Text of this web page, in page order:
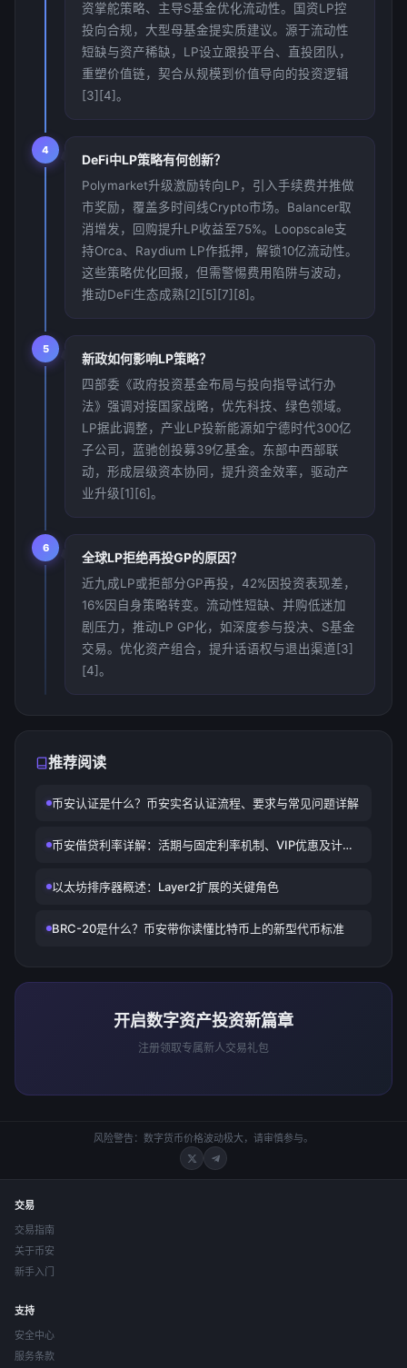
资掌舵策略、主导S基金优化流动性。国资LP控
投向合规，大型母基金提实质建议。源于流动性
短缺与资产稀缺，LP设立跟投平台、直投团队，
重塑价值链，契合从规模到价值导向的投资逻辑
[3][4]。
4
DeFi中LP策略有何创新？
Polymarket升级激励转向LP，引入手续费并推做
市奖励，覆盖多时间线Crypto市场。Balancer取
消增发，回购提升LP收益至75%。Loopscale支
持Orca、Raydium LP作抵押，解锁10亿流动性。
这些策略优化回报，但需警惕费用陷阱与波动，
推动DeFi生态成熟[2][5][7][8]。
5
新政如何影响LP策略？
四部委《政府投资基金布局与投向指导试行办
法》强调对接国家战略，优先科技、绿色领域。
LP据此调整，产业LP投新能源如宁德时代300亿
子公司，蓝驰创投募39亿基金。东部中西部联
动，形成层级资本协同，提升资金效率，驱动产
业升级[1][6]。
6
全球LP拒绝再投GP的原因？
近九成LP或拒部分GP再投，42%因投资表现差，
16%因自身策略转变。流动性短缺、并购低迷加
剧压力，推动LP GP化，如深度参与投决、S基金
交易。优化资产组合，提升话语权与退出渠道[3]
[4]。
推荐阅读
币安认证是什么？币安实名认证流程、要求与常见问题详解
币安借贷利率详解：活期与固定利率机制、VIP优惠及计算
以太坊排序器概述：Layer2扩展的关键角色
BRC-20是什么？币安带你读懂比特币上的新型代币标准
开启数字资产投资新篇章
注册领取专属新人交易礼包
风险警告：数字货币价格波动极大，请审慎参与。
交易
交易指南
关于币安
新手入门
支持
安全中心
服务条款